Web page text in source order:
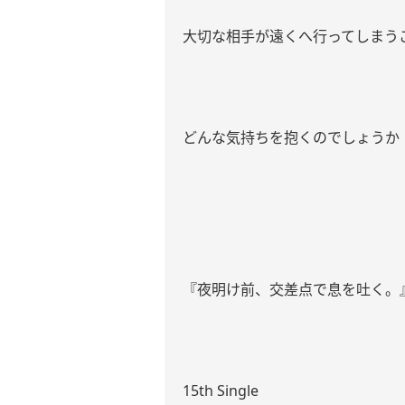
大切な相手が遠くへ行ってしまう
どんな気持ちを抱くのでしょうか
『夜明け前、交差点で息を吐く。』
15th Single